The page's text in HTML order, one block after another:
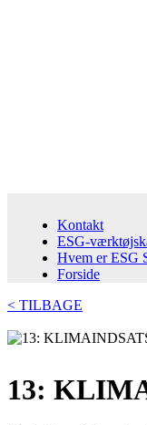
Kontakt
ESG-
Hvem er ESG
Forside
< TILBAGE
13: